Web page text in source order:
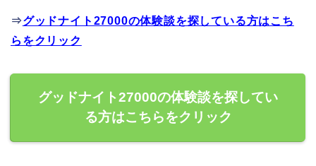
⇒グッドナイト27000の体験談を探している方はこち
らをクリック
グッドナイト27000の体験談を探してい
る方はこちらをクリック